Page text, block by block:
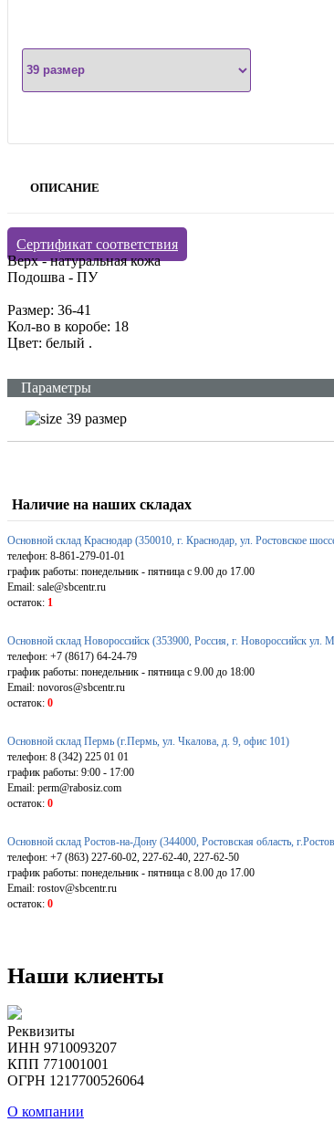
ОПИСАНИЕ
Сертификат соответствия
Верх - натуральная кожа
Подошва - ПУ
Размер: 36-41
Кол-во в коробе: 18
Цвет: белый .
Параметры
39 размер
Наличие на наших складах
Основной склад Краснодар (350010, г. Краснодар, ул. Ростовское
телефон: 8-861-279-01-01
график работы: понедельник - пятница с 9.00 до 17.00
Email: sale@sbcentr.ru
остаток: 1
Основной склад Новороссийск (353900, Россия, г. Новороссийск ул.
телефон: +7 (8617) 64-24-79
график работы: понедельник - пятница с 9.00 до 18:00
Email: novoros@sbcentr.ru
остаток: 0
Основной склад Пермь (г.Пермь, ул. Чкалова, д. 9, офис 101)
телефон: 8 (342) 225 01 01
график работы: 9:00 - 17:00
Email: perm@rabosiz.com
остаток: 0
Основной склад Ростов-на-Дону (344000, Ростовская область,
телефон: +7 (863) 227-60-02, 227-62-40, 227-62-50
график работы: понедельник - пятница с 8.00 до 17.00
Email: rostov@sbcentr.ru
остаток: 0
Наши клиенты
Реквизиты
ИНН 9710093207
КПП 771001001
ОГРН 1217700526064
О компании